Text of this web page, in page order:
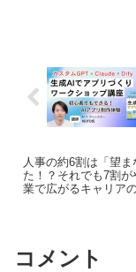
人事の約6割は「望
た！？それでも7割が
業で広がるキャリア
コメント